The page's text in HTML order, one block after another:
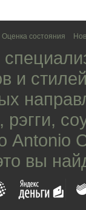
Оценка состояния
и
, рэгги,
Antonio
вы